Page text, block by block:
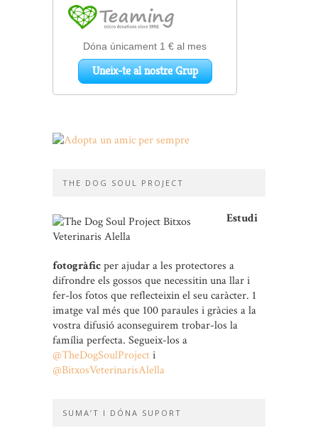
THE DOG SOUL PROJECT
Estudi
fotogràficper ajudar a les protectores a
difrondre els gossos que necessitin una llar i
fer-los fotos que reflecteixin el seu caràcter. 1
imatge val més que 100 paraules i gràcies a la
vostra difusió aconseguirem trobar-los la
família perfecta. Segueix-los a
@TheDogSoulProjecti
@BitxosVeterinarisAlella
SUMA’T I DÓNA SUPORT